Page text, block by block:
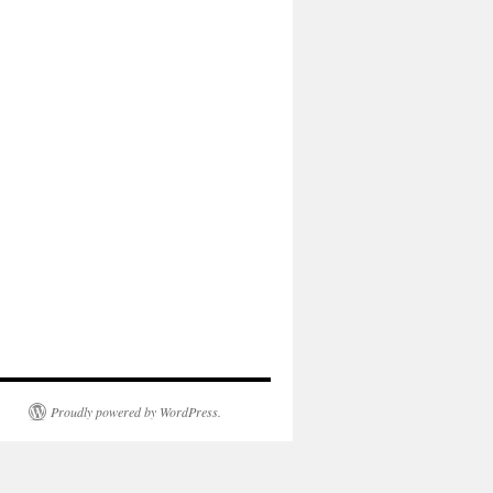
Proudly powered by WordPress.